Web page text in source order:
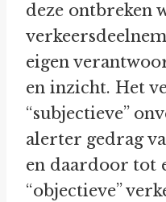
deze ontbreken
eigen
en inzicht. Het
“subjectieve”
alerter gedrag
en daardoor tot
“objectieve”